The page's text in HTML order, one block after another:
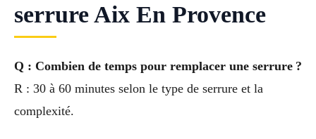
serrure Aix En Provence
Q : Combien de temps pour remplacer une serrure ?
R : 30 à 60 minutes selon le type de serrure et la
complexité.